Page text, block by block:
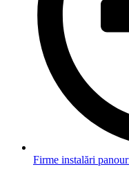
Firme instalări